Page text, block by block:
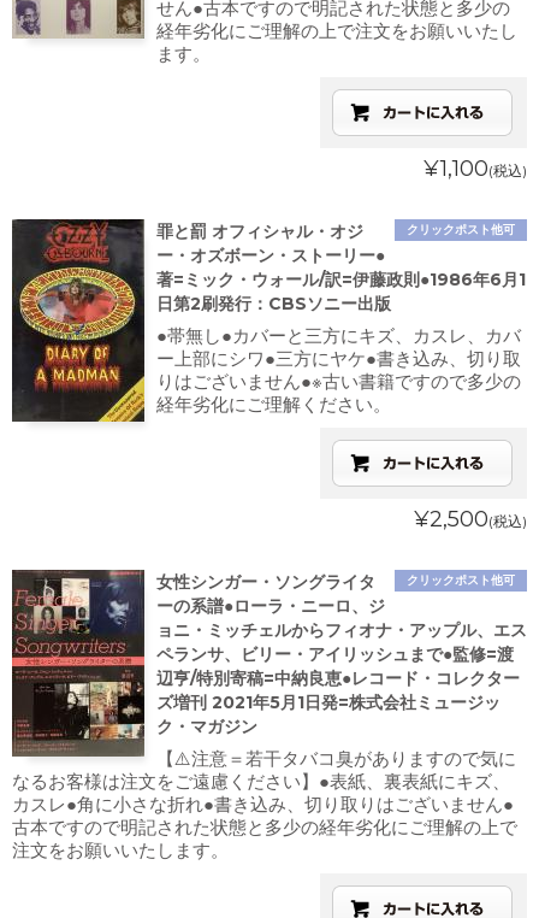
せん●古本ですので明記された状態と多少の
経年劣化にご理解の上で注文をお願いいたし
ます。
¥1,100(税込)
クリックポスト他可
罪と罰 オフィシャル・オジ
ー・オズボーン・ストーリー●
著=ミック・ウォール/訳=伊藤政則●1986年6月1
日第2刷発行：CBSソニー出版
●帯無し●カバーと三方にキズ、カスレ、カバ
ー上部にシワ●三方にヤケ●書き込み、切り取
りはございません●※古い書籍ですので多少の
経年劣化にご理解ください。
¥2,500(税込)
クリックポスト他可
女性シンガー・ソングライタ
ーの系譜●ローラ・ニーロ、ジ
ョニ・ミッチェルからフィオナ・アップル、エス
ペランサ、ビリー・アイリッシュまで●監修=渡
辺亨/特別寄稿=中納良恵●レコード・コレクター
ズ増刊 2021年5月1日発=株式会社ミュージッ
ク・マガジン
【⚠️注意＝若干タバコ臭がありますので気に
なるお客様は注文をご遠慮ください】●表紙、裏表紙にキズ、
カスレ●角に小さな折れ●書き込み、切り取りはございません●
古本ですので明記された状態と多少の経年劣化にご理解の上で
注文をお願いいたします。